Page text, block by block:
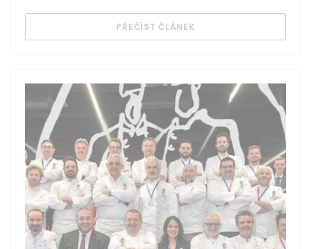
PŘEČÍST ČLÁNEK